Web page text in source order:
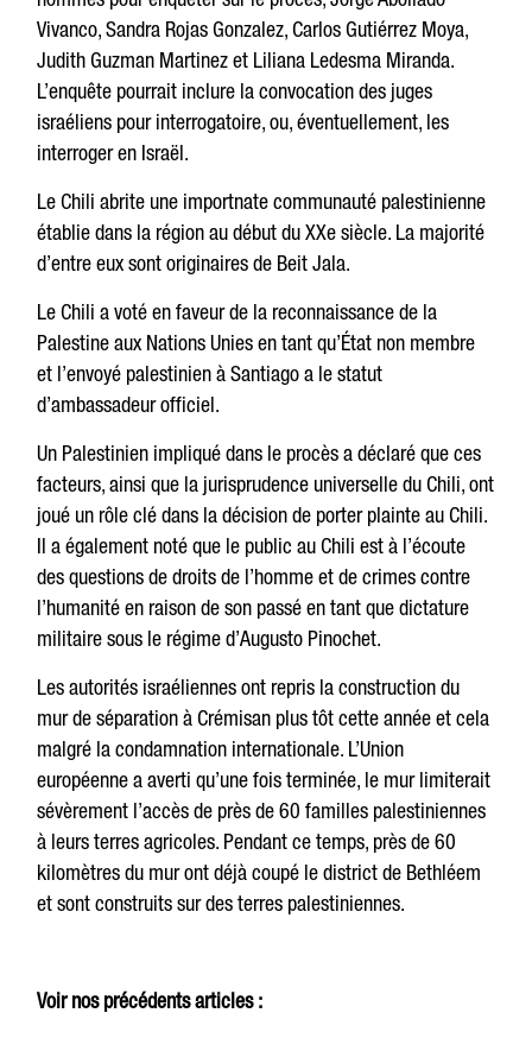
Vivanco, Sandra Rojas Gonzalez, Carlos Gutiérrez Moya,
Judith Guzman Martinez et Liliana Ledesma Miranda.
L’enquête pourrait inclure la convocation des juges
israéliens pour interrogatoire, ou, éventuellement, les
interroger en Israël.
Le Chili abrite une importnate communauté palestinienne
établie dans la région au début du XXe siècle. La majorité
d’entre eux sont originaires de Beit Jala.
Le Chili a voté en faveur de la reconnaissance de la
Palestine aux Nations Unies en tant qu’État non membre
et l’envoyé palestinien à Santiago a le statut
d’ambassadeur officiel.
Un Palestinien impliqué dans le procès a déclaré que ces
facteurs, ainsi que la jurisprudence universelle du Chili, ont
joué un rôle clé dans la décision de porter plainte au Chili.
Il a également noté que le public au Chili est à l’écoute
des questions de droits de l’homme et de crimes contre
l’humanité en raison de son passé en tant que dictature
militaire sous le régime d’Augusto Pinochet.
Les autorités israéliennes ont repris la construction du
mur de séparation à Crémisan plus tôt cette année et cela
malgré la condamnation internationale. L’Union
européenne a averti qu’une fois terminée, le mur limiterait
sévèrement l’accès de près de 60 familles palestiniennes
à leurs terres agricoles. Pendant ce temps, près de 60
kilomètres du mur ont déjà coupé le district de Bethléem
et sont construits sur des terres palestiniennes.
Voir nos précédents articles :